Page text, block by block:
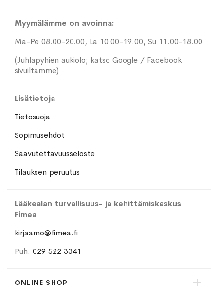
Myymälämme on avoinna:
Ma-Pe 08.00-20.00, La 10.00-19.00, Su 11.00-18.00
(Juhlapyhien aukiolo; katso Google / Facebook
sivuiltamme)
Lisätietoja
Tietosuoja
Sopimusehdot
Saavutettavuusseloste
Tilauksen peruutus
Lääkealan turvallisuus- ja kehittämiskeskus
Fimea
kirjaamo@fimea.fi
Puh. 029 522 3341
ONLINE SHOP